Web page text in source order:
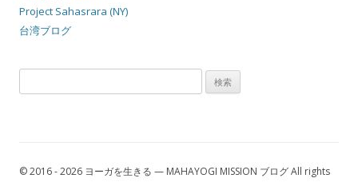
Project Sahasrara (NY)
台湾ブログ
索:
© 2016 - 2026 ヨーガを生きる — MAHAYOGI MISSION ブログ All rights